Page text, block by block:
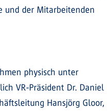
und der Mitarbeitenden
physisch unter
VR-Präsident Dr. Daniel
Hansjörg Gloor,